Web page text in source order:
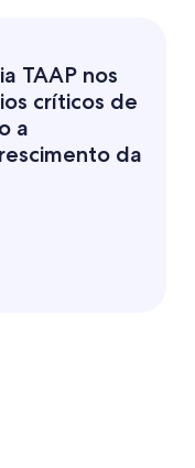
TAAP nos
críticos de
a
da